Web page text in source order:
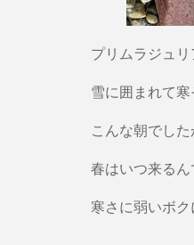
プリムラジュリ
雪に囲まれて寒
こんな朝でし
春はいつ来るん
寒さに弱いボク